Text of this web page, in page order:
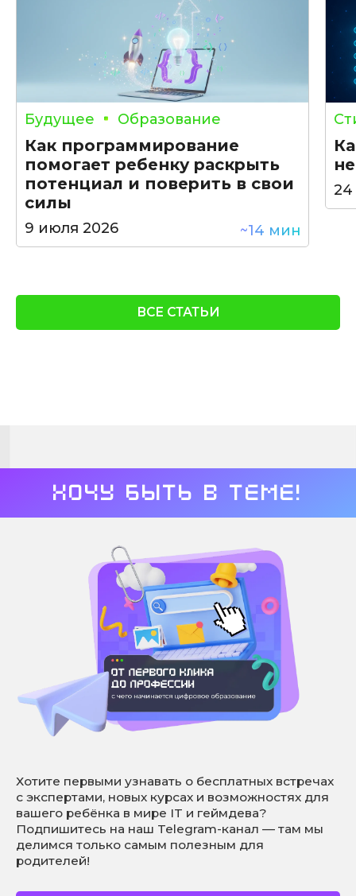
Будущее Образование
Как программирование
помогает ребенку раскрыть
потенциал и поверить в свои
силы
9 июля 2026 ~14 мин
24
ВСЕ СТАТЬИ
Хочу быть в теме!
Хотите первыми узнавать о бесплатных встречах
с экспертами, новых курсах и возможностях для
вашего ребёнка в мире IT и геймдева?
Подпишитесь на наш Telegram-канал — там мы
делимся только самым полезным для
родителей!